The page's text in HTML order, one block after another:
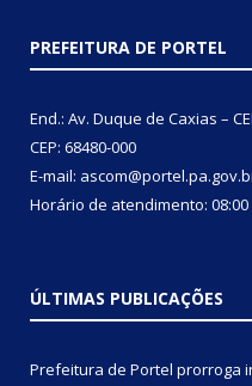
PREFEITURA DE PORTEL
End.: Av. Duque de Caxias –
CEP: 68480-000
E-mail:
Horário de atendimento: 08:00
ÚLTIMAS PUBLICAÇÕES
Prefeitura de Portel prorroga